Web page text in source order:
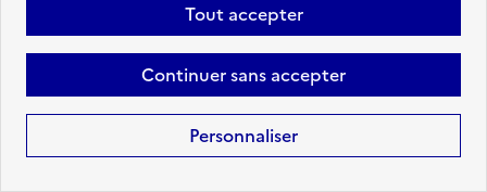
Tout accepter
Continuer sans accepter
Personnaliser
Téléchargez dès à
présent l'application
mobile “Choisir le